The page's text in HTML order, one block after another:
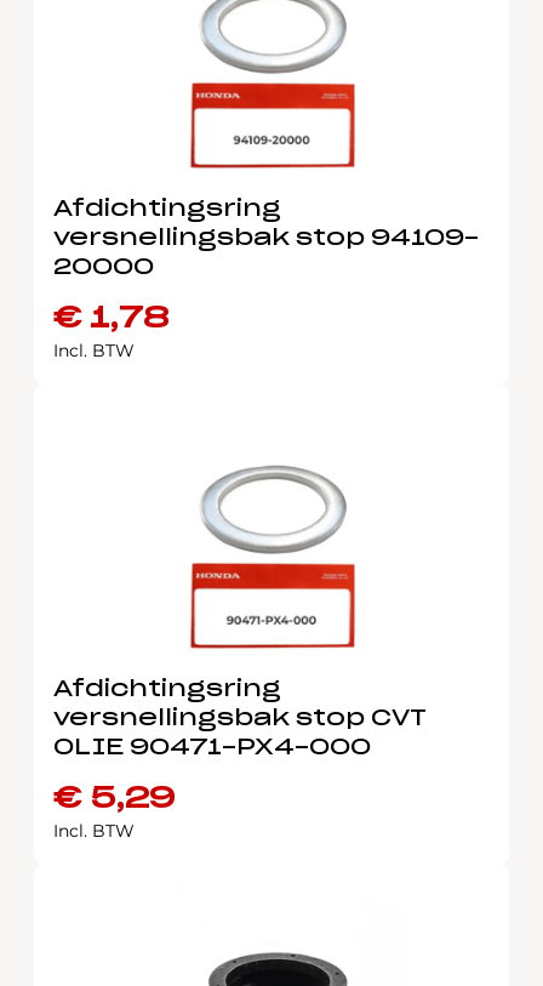
Afdichtingsring
versnellingsbak stop 94109-
20000
€1,78
Incl. BTW
Afdichtingsring
versnellingsbak stop CVT
OLIE 90471-PX4-000
€5,29
Incl. BTW